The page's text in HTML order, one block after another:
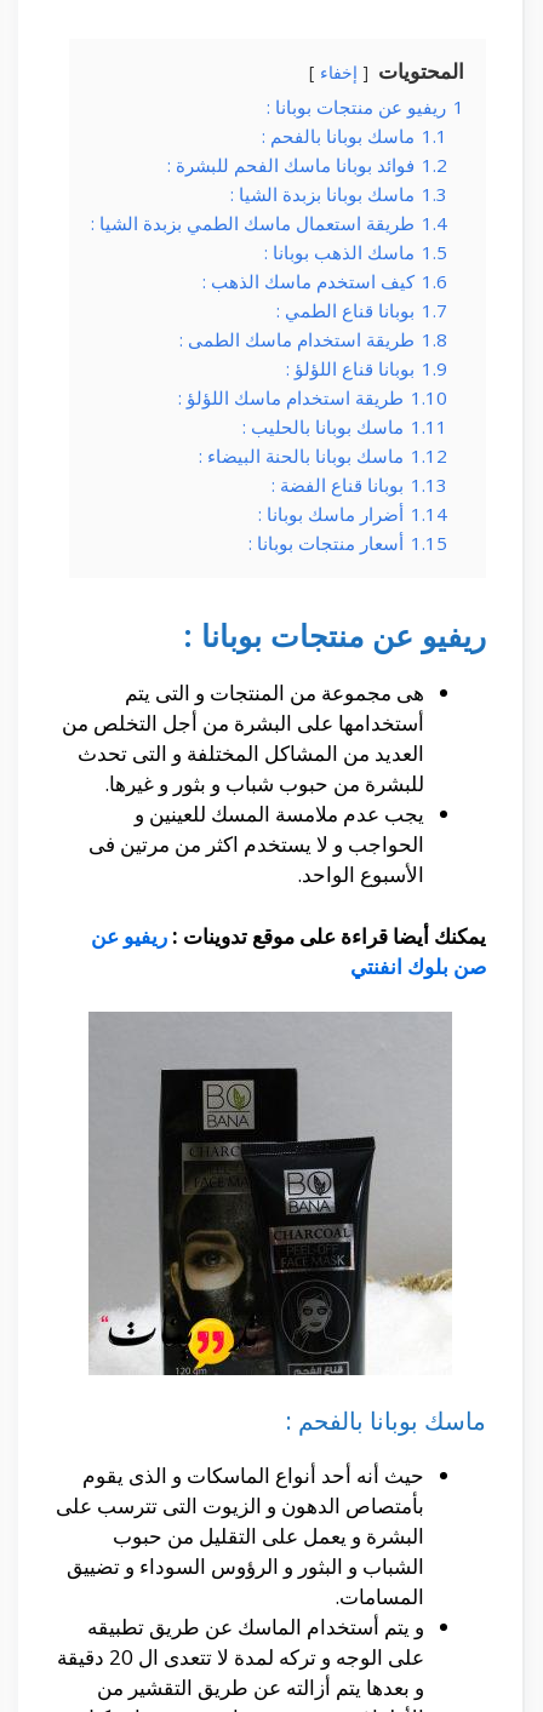
المحتويات إخفاء
1 ريفيو عن منتجات بوبانا :
1.1 ماسك بوبانا بالفحم :
1.2 فوائد بوبانا ماسك الفحم للبشرة :
1.3 ماسك بوبانا بزبدة الشيا :
1.4 طريقة استعمال ماسك الطمي بزبدة الشيا :
1.5 ماسك الذهب بوبانا :
1.6 كيف استخدم ماسك الذهب :
1.7 بوبانا قناع الطمي :
1.8 طريقة استخدام ماسك الطمى :
1.9 بوبانا قناع اللؤلؤ :
1.10 طريقة استخدام ماسك اللؤلؤ :
1.11 ماسك بوبانا بالحليب :
1.12 ماسك بوبانا بالحنة البيضاء :
1.13 بوبانا قناع الفضة :
1.14 أضرار ماسك بوبانا :
1.15 أسعار منتجات بوبانا :
ريفيو عن منتجات بوبانا :
هى مجموعة من المنتجات و التى يتم
أستخدامها على البشرة من أجل التخلص من
العديد من المشاكل المختلفة و التى تحدث
للبشرة من حبوب شباب و بثور و غيرها.
يجب عدم ملامسة المسك للعينين و
الحواجب و لا يستخدم اكثر من مرتين فى
الأسبوع الواحد.
يمكنك أيضا قراءة على موقع تدوينات : ريفيو عن
صن بلوك انفنتي
ماسك بوبانا بالفحم :
حيث أنه أحد أنواع الماسكات و الذى يقوم
بأمتصاص الدهون و الزيوت التى تترسب على
البشرة و يعمل على التقليل من حبوب
الشباب و البثور و الرؤوس السوداء و تضييق
المسامات.
و يتم أستخدام الماسك عن طريق تطبيقه
على الوجه و تركه لمدة لا تتعدى ال 20 دقيقة
و بعدها يتم أزالته عن طريق التقشير من